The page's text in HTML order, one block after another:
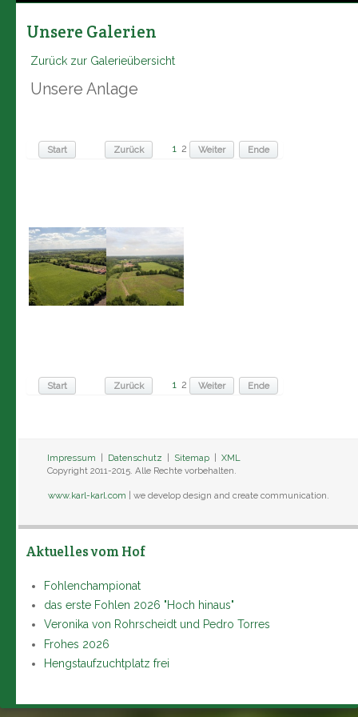
Unsere Galerien
Zurück zur Galerieübersicht
Unsere Anlage
Start Zurück 1 2 Weiter Ende
Start Zurück 1 2 Weiter Ende
Impressum Datenschutz Sitemap |XML
Copyright 2011-2015. Alle Rechte vorbehalten.
www.karl-karl.com | we develop design and create communication.
Aktuelles vom Hof
Fohlenchampionat
das erste Fohlen 2026 "Hoch hinaus"
Veronika von Rohrscheidt und Pedro Torres
Frohes 2026
Hengstaufzuchtplatz frei